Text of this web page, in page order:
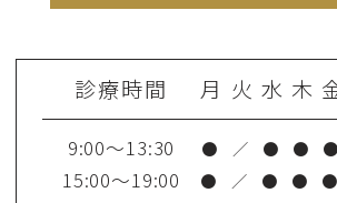
診療時間 月 火 水 木
9:00～13:30 ● ／ ● ● ●
15:00～19:00 ● ／ ● ● ●